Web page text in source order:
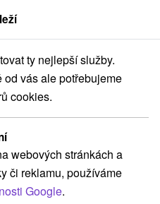
Banskobystrický kraj
Sliač
akci(3)
ty nejlepší služby.
vás ale potřebujeme
cookies.
webových stránkách a
či reklamu, používáme
Google.